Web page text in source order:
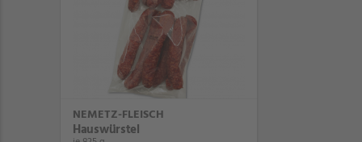
NEMETZ-FLEISCH
Hauswürstel